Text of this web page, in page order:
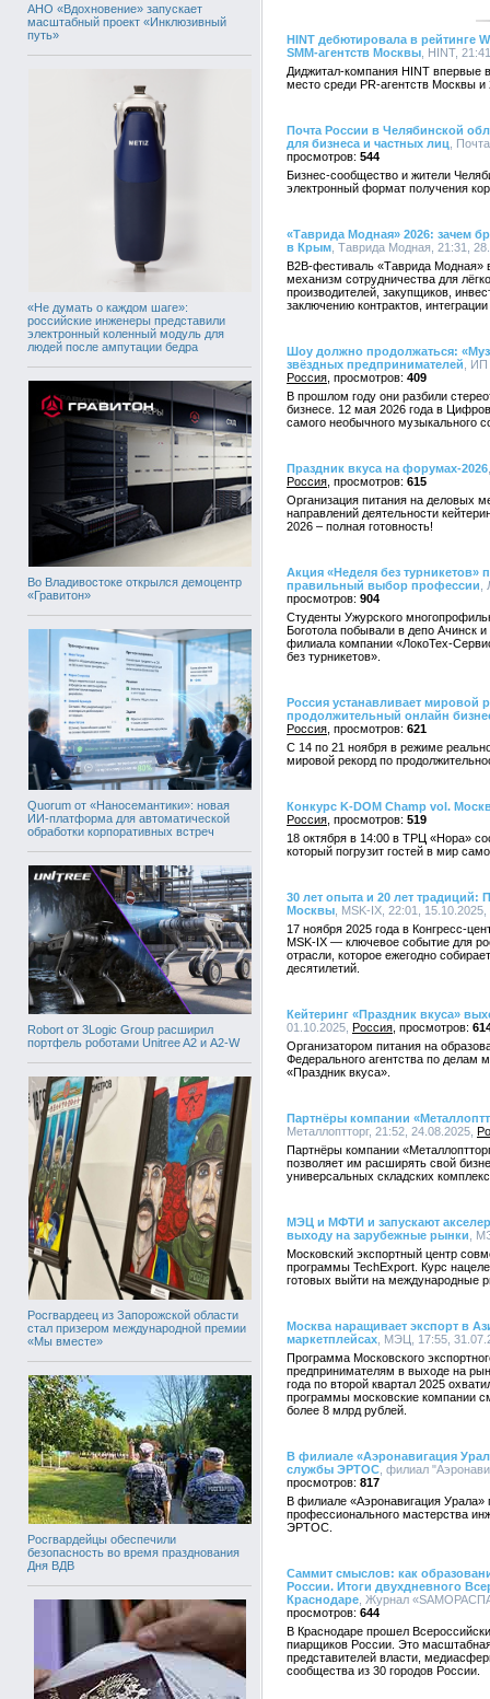
АНО «Вдохновение» запускает
масштабный проект «Инклюзивный
путь»
«Не думать о каждом шаге»:
российские инженеры представили
электронный коленный модуль для
людей после ампутации бедра
Во Владивостоке открылся демоцентр
«Гравитон»
Quorum от «Наносемантики»: новая
ИИ-платформа для автоматической
обработки корпоративных встреч
Robort от 3Logic Group расширил
портфель роботами Unitree A2 и A2-W
Росгвардеец из Запорожской области
стал призером международной премии
«Мы вместе»
Росгвардейцы обеспечили
безопасность во время празднования
Дня ВДВ
HINT дебютировала в рейтинге
SMM-агентств Москвы , HINT,
Диджитал-компания HINT впервые
место среди PR-агентств Москвы
Почта России в Челябинской
для бизнеса и частных лиц ,
544
Бизнес-сообщество и жители
электронный формат получения
«Таврида Модная» 2026: зачем
в Крым , Таврида Модная, 21:31,
B2B-фестиваль «Таврида Модная»
механизм сотрудничества для
производителей, закупщиков,
заключению контрактов,
Шоу должно продолжаться:
звёздных предпринимателей ,
Россия
409
В прошлом году они разбили
бизнесе. 12 мая 2026 года в
самого необычного музыкального
Праздник вкуса на форумах-2026
Россия
615
Организация питания на деловых
направлений деятельности
2026 – полная готовность!
Акция «Неделя без турникетов»
правильный выбор профессии
904
Студенты Ужурского
Боготола побывали в депо Ачинск
филиала компании «ЛокоТех-
без турникетов».
Россия устанавливает мировой
продолжительный онлайн
Россия
621
С 14 по 21 ноября в режиме
мировой рекорд по
Конкурс K-DOM Champ vol.
Россия
519
18 октября в 14:00 в ТРЦ «Нора»
который погрузит гостей в мир
30 лет опыта и 20 лет
Москвы , MSK-IX, 22:01, 15.10.2025,
17 ноября 2025 года в Конгресс-
MSK-IX — ключевое событие для
отрасли, которое ежегодно
десятилетий.
Кейтеринг «Праздник вкуса»
01.10.2025, Россия
Организатором питания на
Федерального агентства по делам
«Праздник вкуса».
Партнёры компании
Металлоптторг, 21:52, 24.08.2025,
Партнёры компании
позволяет им расширять свой
универсальных складских
МЭЦ и МФТИ и запускают
выходу на зарубежные рынки ,
Московский экспортный центр
программы TechExport. Курс
готовых выйти на международные
Москва наращивает экспорт в
маркетплейсах , МЭЦ, 17:55,
Программа Московского
предпринимателям в выходе на
года по второй квартал 2025
программы московские компании
более 8 млрд рублей.
В филиале «Аэронавигация
службы ЭРТОС , филиал
817
В филиале «Аэронавигация Урала»
профессионального мастерства
ЭРТОС.
Саммит смыслов: как
России. Итоги двухдневного
Краснодаре , Журнал
644
В Краснодаре прошел
пиарщиков России. Это
представителей власти,
сообщества из 30 городов России.